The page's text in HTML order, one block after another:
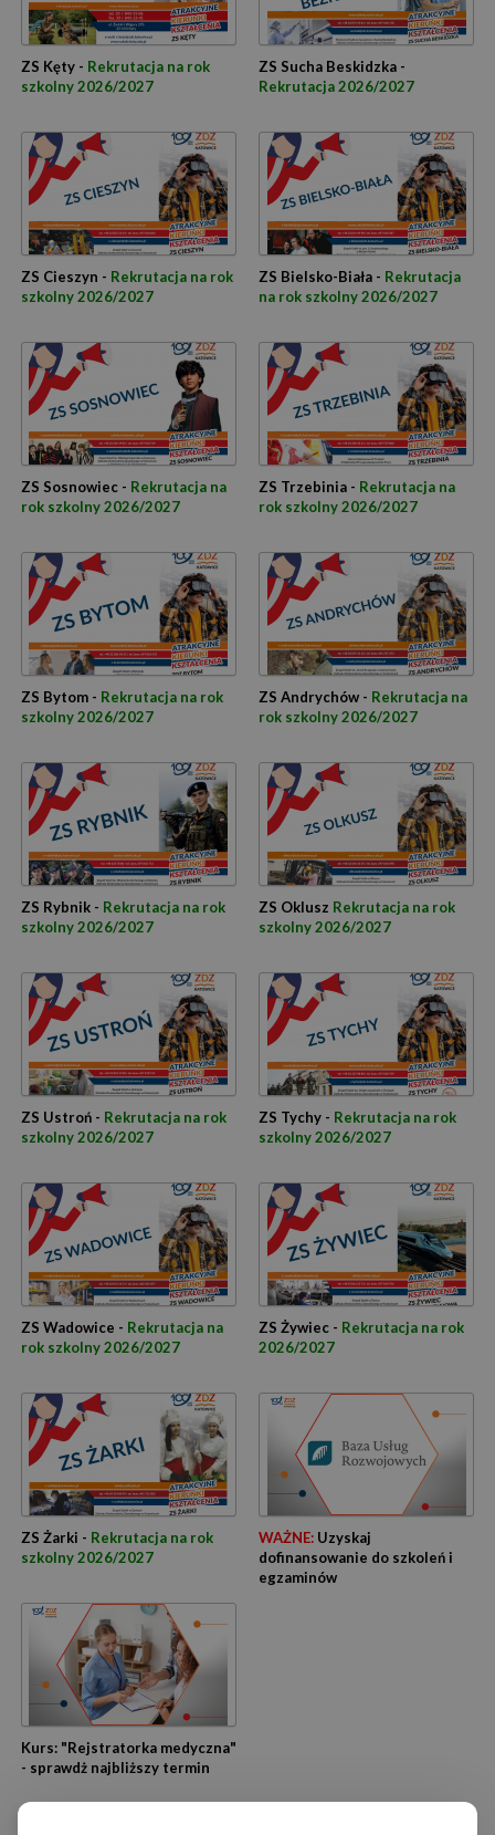
ZS Kęty - Rekrutacja na rok
szkolny 2026/2027
ZS Sucha Beskidzka -
Rekrutacja 2026/2027
ZS Cieszyn - Rekrutacja na rok
szkolny 2026/2027
ZS Bielsko-Biała - Rekrutacja
na rok szkolny 2026/2027
ZS Sosnowiec - Rekrutacja na
rok szkolny 2026/2027
ZS Trzebinia - Rekrutacja na
rok szkolny 2026/2027
ZS Bytom - Rekrutacja na rok
szkolny 2026/2027
ZS Andrychów - Rekrutacja na
rok szkolny 2026/2027
ZS Rybnik - Rekrutacja na rok
szkolny 2026/2027
ZS Oklusz Rekrutacja na rok
szkolny 2026/2027
ZS Ustroń - Rekrutacja na rok
szkolny 2026/2027
ZS Tychy - Rekrutacja na rok
szkolny 2026/2027
ZS Wadowice - Rekrutacja na
rok szkolny 2026/2027
ZS Żywiec - Rekrutacja na rok
2026/2027
ZS Żarki - Rekrutacja na rok
szkolny 2026/2027
WAŻNE:Uzyskaj
dofinansowanie do szkoleń i
egzaminów
Kurs: "Rejstratorka medyczna"
- sprawdż najbliższy termin